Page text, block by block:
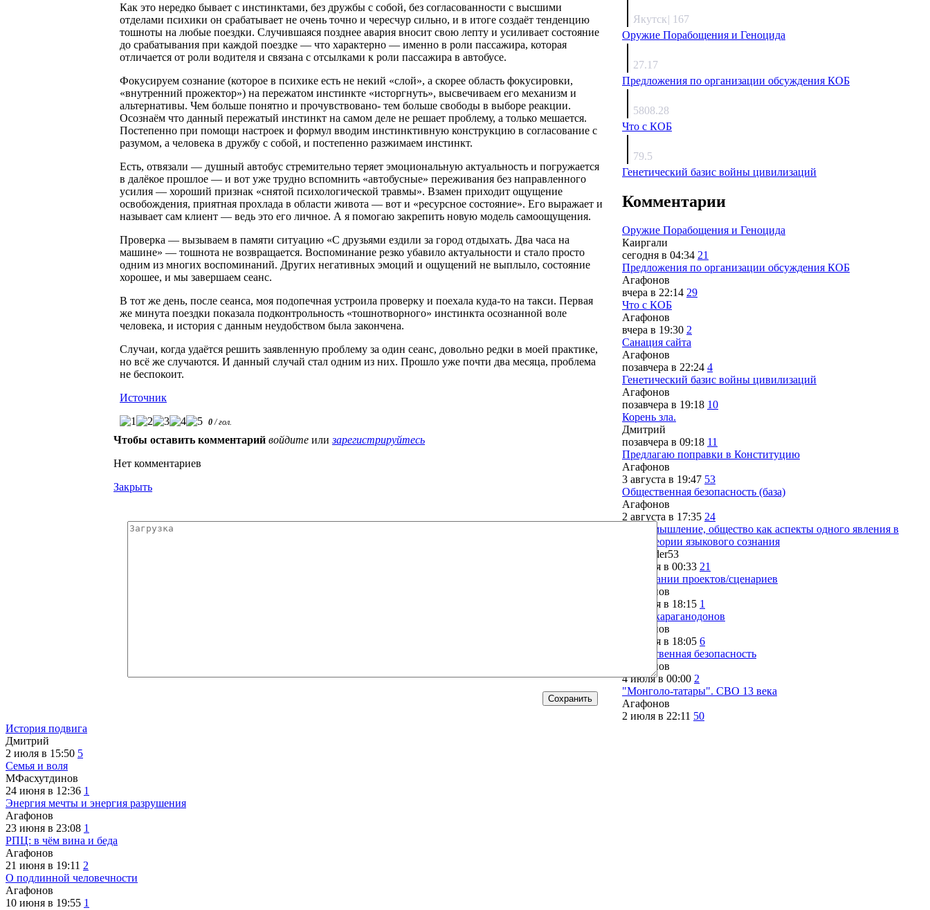
Как это нередко бывает с инстинктами, без дружбы с собой, без согласованности с высшими
отделами психики он срабатывает не очень точно и чересчур сильно, и в итоге создаёт тенденцию
тошноты на любые поездки. Случившаяся позднее авария вносит свою лепту и усиливает состояние
до срабатывания при каждой поездке — что характерно — именно в роли пассажира, которая
отличается от роли водителя и связана с отсылками к роли пассажира в автобусе.
Фокусируем сознание (которое в психике есть не некий «слой», а скорее область фокусировки,
«внутренний прожектор») на пережатом инстинкте «исторгнуть», высвечиваем его механизм и
альтернативы. Чем больше понятно и прочувствовано- тем больше свободы в выборе реакции.
Осознаём что данный пережатый инстинкт на самом деле не решает проблему, а только мешается.
Постепенно при помощи настроек и формул вводим инстинктивную конструкцию в согласование с
разумом, а человека в дружбу с собой, и постепенно разжимаем инстинкт.
Есть, отвязали — душный автобус стремительно теряет эмоциональную актуальность и погружается
в далёкое прошлое — и вот уже трудно вспомнить «автобусные» переживания без направленного
усилия — хороший признак «снятой психологической травмы». Взамен приходит ощущение
освобождения, приятная прохлада в области живота — вот и «ресурсное состояние». Его выражает и
называет сам клиент — ведь это его личное. А я помогаю закрепить новую модель самоощущения.
Проверка — вызываем в памяти ситуацию «С друзьями ездили за город отдыхать. Два часа на
машине» — тошнота не возвращается. Воспоминание резко убавило актуальности и стало просто
одним из многих воспоминаний. Других негативных эмоций и ощущений не выплыло, состояние
хорошее, и мы завершаем сеанс.
В тот же день, после сеанса, моя подопечная устроила проверку и поехала куда-то на такси. Первая
же минута поездки показала подконтрольность «тошнотворного» инстинкта осознанной воле
человека, и история с данным неудобством была закончена.
Случаи, когда удаётся решить заявленную проблему за один сеанс, довольно редки в моей практике,
но всё же случаются. И данный случай стал одним из них. Прошло уже почти два месяца, проблема
не беспокоит.
Источник
0/гол.
Чтобы оставить комментарий войдите илизарегистрируйтесь
Нет комментариев
Закрыть
Якутск| 167
Оружие Порабощения и Геноцида
27.17
Предложения по организации обсуждения КОБ
5808.28
Что с КОБ
79.5
Генетический базис войны цивилизаций
Комментарии
Оружие Порабощения и Геноцида
Каиргали
сегодня в 04:34 21
Предложения по организации обсуждения КОБ
Агафонов
вчера в 22:14 29
Что с КОБ
Агафонов
вчера в 19:30 2
Санация сайта
Агафонов
позавчера в 22:24 4
Генетический базис войны цивилизаций
Агафонов
позавчера в 19:18 10
Корень зла.
Дмитрий
позавчера в 09:18 11
Предлагаю поправки в Конституцию
Агафонов
3 августа в 19:47 53
Общественная безопасность (база)
Агафонов
2 августа в 17:35 24
Язык, мышление, общество как аспекты одного явления в
свете теории языкового сознания
Alexander53
28 июля в 00:33 21
О вписании проектов/сценариев
Агафонов
26 июля в 18:15 1
Тупик караганодонов
Агафонов
26 июля в 18:05 6
Общественная безопасность
Агафонов
4 июля в 00:00 2
"Монголо-татары". СВО 13 века
Агафонов
2 июля в 22:11 50
История подвига
Дмитрий
2 июля в 15:50 5
Семья и воля
МФасхутдинов
24 июня в 12:36 1
Энергия мечты и энергия разрушения
Агафонов
23 июня в 23:08 1
РПЦ: в чём вина и беда
Агафонов
21 июня в 19:11 2
О подлинной человечности
Агафонов
10 июня в 19:55 1